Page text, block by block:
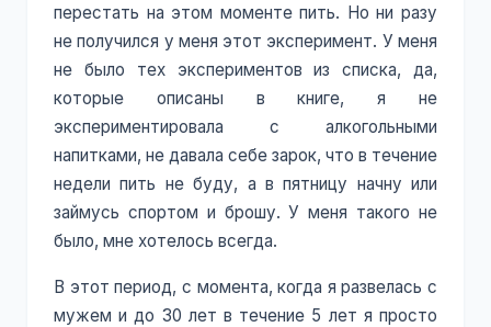
перестать на этом моменте пить. Но ни разу
не получился у меня этот эксперимент. У меня
не было тех экспериментов из списка, да,
которые описаны в книге, я не
экспериментировала с алкогольными
напитками, не давала себе зарок, что в течение
недели пить не буду, а в пятницу начну или
займусь спортом и брошу. У меня такого не
было, мне хотелось всегда.
В этот период, с момента, когда я развелась с
мужем и до 30 лет в течение 5 лет я просто